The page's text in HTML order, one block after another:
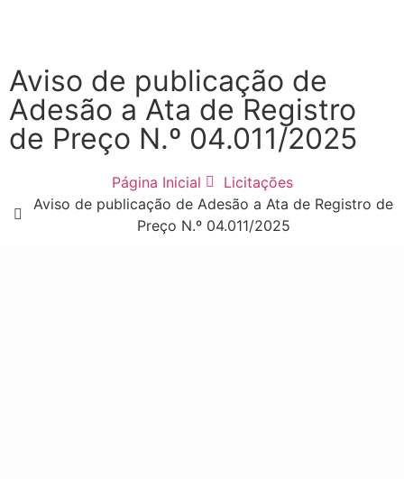
Aviso de publicação de
Adesão a Ata de Registro
de Preço N.º 04.011/2025
Página Inicial
Licitações
Aviso de publicação de Adesão a Ata de Registro de
Preço N.º 04.011/2025